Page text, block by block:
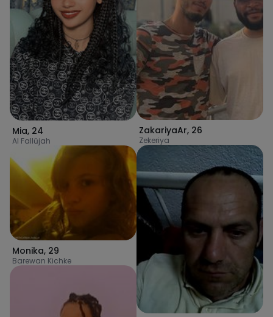
Mia, 24
Al Fallūjah
Monika, 29
Barewan Kichke
ZakariyaAr, 26
Zekeriya